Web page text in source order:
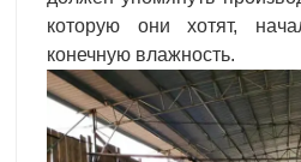
которую они хотят,
конечную влажность.